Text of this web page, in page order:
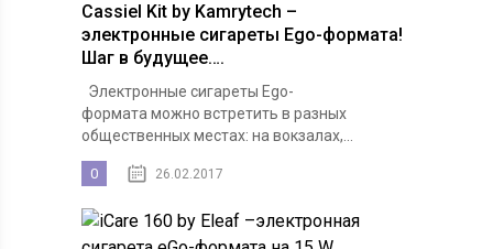
Cassiel Kit by Kamrytech –
электронные сигареты Ego-формата!
Шаг в будущее….
Электронные сигареты Ego-
формата можно встретить в разных
общественных местах: на вокзалах,...
0 26.02.2017